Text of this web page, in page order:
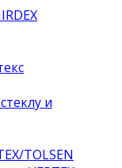
и
TOLSEN